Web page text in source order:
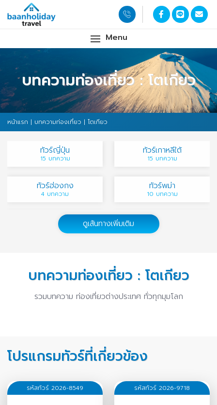
Menu
บทความท่องเที่ยว : โตเกียว
หน้าแรก | บทความท่องเที่ยว | โตเกียว
ทัวร์ญี่ปุ่น
15 บทความ
ทัวร์เกาหลีใต้
15 บทความ
ทัวร์ฮ่องกง
4 บทความ
ทัวร์พม่า
10 บทความ
ทัวร์เวียดนาม
14 บทความ
ทัวร์ยุโรปตะวันออก
1 บทความ
ดูเส้นทางเพิ่มเติม
บทความท่องเที่ยว : โตเกียว
รวมบทความ ท่องเที่ยวต่างประเทศ ทั่วทุกมุมโลก
โปรแกรมทัวร์ที่เกี่ยวข้อง
รหัสทัวร์ 2026-8549 รหัสทัวร์ 2026-9718